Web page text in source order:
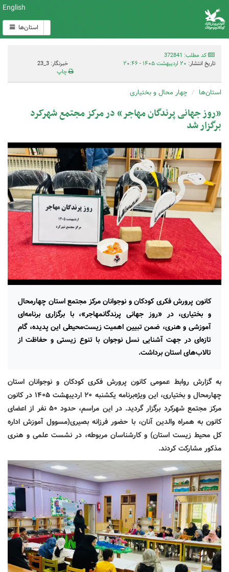
English
استان‌ها
کد مطلب: 372841
تاریخ انتشار: ۲۰ اردیبهشت ۱۴۰۵ - ۲۰:۴۶
خبرنگار: 3_23
چاپ
استان‌ها چهار محال و بختیاری
«روز جهانی پرندگان مهاجر» در مرکز مجتمع شهرکرد
برگزار شد
کانون پرورش فکری کودکان و نوجوانان مرکز مجتمع استان چهارمحال
و بختیاری، در «روز جهانی پرندگانمهاجر»، با برگزاری برنامه‌ای
آموزشی و هنری، ضمن تبیین اهمیت زیست‌محیطی این پدیده، گام
تازه‌ای در جهت آشنایی نسل نوجوان با تنوع زیستی و حفاظت از
تالاب‌های استان برداشت.
به گزارش روابط عمومی کانون پرورش فکری کودکان و نوجوانان استان
چهارمحال و بختیاری، این ویژه‌برنامه یکشنبه ۲۰
اردیبهشت ۱۴۰۵ در کانون
مرکز مجتمع شهرکرد برگزار گردید. در این مراسم، حدود ۵۰ نفر از اعضای
کانون به همراه والدین آنان، با حضور فرزانه بصیری(مسوول آموزش اداره
کل محیط زیست استان) و کارشناسان مربوطه، در نشست علمی و هنری
مذکور مشارکت کردند.